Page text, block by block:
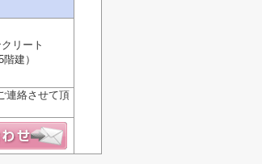
リート
建）
連絡させて頂